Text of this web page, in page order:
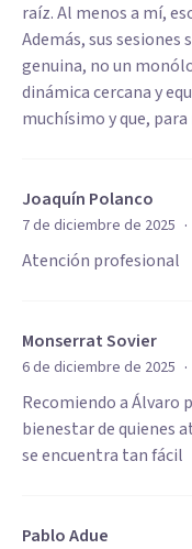
raíz. Al menos a mí,
Además, sus
genuina, no un
dinámica cercana y
muchísimo y que,
Joaquín Polanco
7 de diciembre de 2025 ·
Atención profesional
Monserrat Sovier
6 de diciembre de 2025 ·
Recomiendo a Álvaro
bienestar de quienes
se encuentra tan fácil
Pablo Adue